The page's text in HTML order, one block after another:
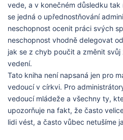
vede, a v konečném důsledku
se jedná o upřednostňování
neschopnost ocenit práci svých
neschopnost vhodně delegovat
jak se z chyb poučit a změnit svůj
vedení.
Tato kniha není napsaná jen pro
vedoucí v církvi. Pro
vedoucí mládeže a všechny ty,
upozorňuje na fakt, že často
lidi vést, a často vůbec netušíme